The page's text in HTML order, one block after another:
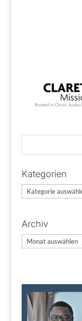
Kategorien
Kategorien
Archiv
Archiv